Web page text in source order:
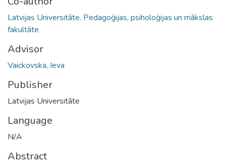
Latvijas Universitāte. Pedagoģijas, psiholoģijas un mākslas
fakultāte
Advisor
Vaickovska, Ieva
Publisher
Latvijas Universitāte
Language
N/A
Abstract